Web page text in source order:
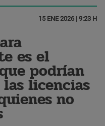
15 ENE 2026 | 9:23 H
es el
podrían
licencias
no